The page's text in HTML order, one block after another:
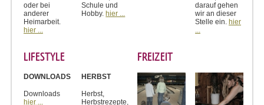
oder bei
anderer
Heimarbeit.
hier ...
Schule und
Hobby. hier ...
darauf gehen
wir an dieser
Stelle ein. hier
...
LIFESTYLE
DOWNLOADS
Downloads
hier ...
HERBST
Herbst,
Herbstrezepte,
FREIZEIT